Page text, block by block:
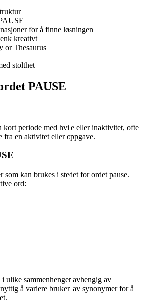
for å finne løsningen
kreativt
or Thesaurus
stolthet
PAUSE
kort periode med hvile eller inaktivitet, ofte
fra en aktivitet eller oppgave.
som kan brukes i stedet for ordet pause.
ord:
ulike sammenhenger avhengig av
å variere bruken av synonymer for å